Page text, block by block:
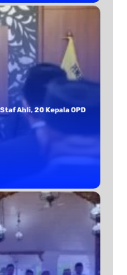
Ahli, 20 Kepala OPD